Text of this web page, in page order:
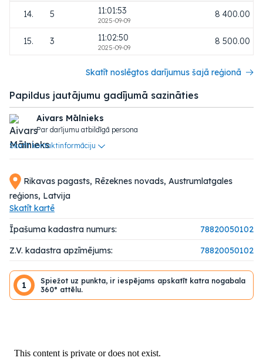
Rikavas pagasts, Rēzeknes novads, Austrumlatgales
reģions, Latvija
Skatīt kartē
Īpašuma kadastra numurs:
78820050102
Z.V. kadastra apzīmējums:
78820050102
1
Spiežot uz punkta, ir iespējams apskatīt katra nogabala
360° attēlu.
14. 5 11:01:53
2025-09-09
8 400.00
15. 3 11:02:50
2025-09-09
8 500.00
Skatīt noslēgtos darījumus šajā reģionā
Papildus jautājumu gadījumā sazināties
Aivars Mālnieks
Par darījumu atbildīgā persona
Skatīt kontaktinformāciju